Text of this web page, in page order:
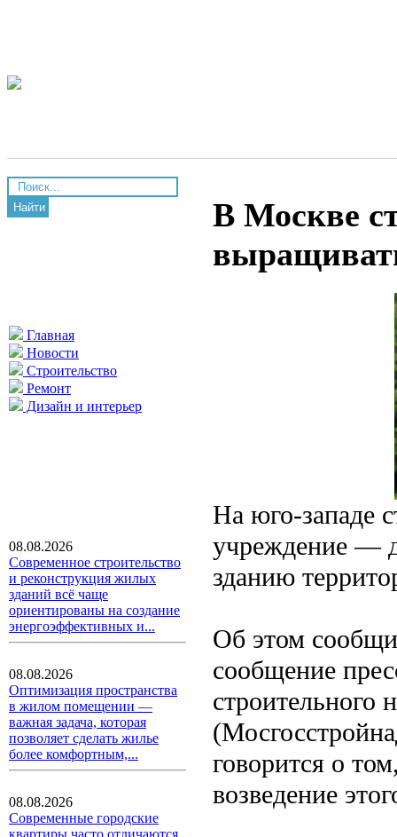
Найти
Главная
Новости
Строительство
Ремонт
Дизайн и интерьер
08.08.2026
Современное строительство
и реконструкция жилых
зданий всё чаще
ориентированы на создание
энергоэффективных и...
08.08.2026
Оптимизация пространства
в жилом помещении —
важная задача, которая
позволяет сделать жилье
более комфортным,...
08.08.2026
Современные городские
квартиры часто отличаются
В Москве
На юго-западе
учреждение —
зданию
Об этом
сообщение
строительного
говорится о
возведение